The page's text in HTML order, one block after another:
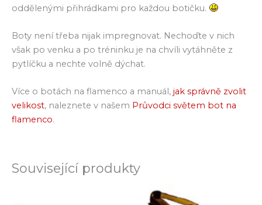
oddělenými přihrádkami pro každou botičku.
Boty není třeba nijak impregnovat. Nechoďte v nich
však po venku a po tréninku je na chvíli vytáhněte z
pytlíčku a nechte volně dýchat.
Více o botách na flamenco a manuál, jak správně zvolit
velikost, naleznete v našem Průvodci světem bot na
flamenco.
Související produkty